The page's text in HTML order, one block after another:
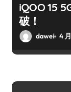
iQOO 15
破！
dawei 4